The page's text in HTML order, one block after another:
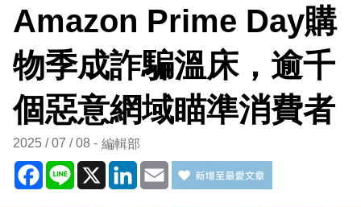
Amazon Prime Day購
物季成詐騙溫床，逾千
個惡意網域瞄準消費者
2025 / 07 / 08 編輯部
Facebook
Line X LinkedIn
Email